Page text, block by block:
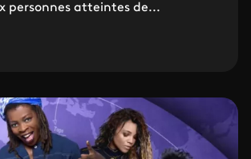
personnes atteintes de...